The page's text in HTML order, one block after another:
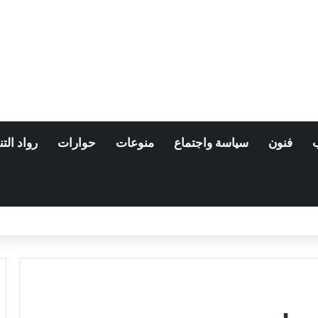
فنون سياسة واجتماع منوعات حوارات رواد